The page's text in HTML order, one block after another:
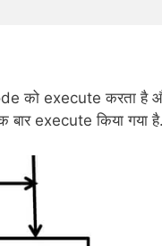
को execute करता है
बार execute किया गया है.